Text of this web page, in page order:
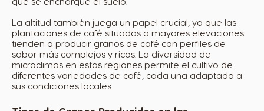
La altitud también juega un papel crucial, ya que las
plantaciones de café situadas a mayores elevaciones
tienden a producir granos de café con perfiles de
sabor más complejos y ricos. La diversidad de
microclimas en estas regiones permite el cultivo de
diferentes variedades de café, cada una adaptada a
sus condiciones locales.